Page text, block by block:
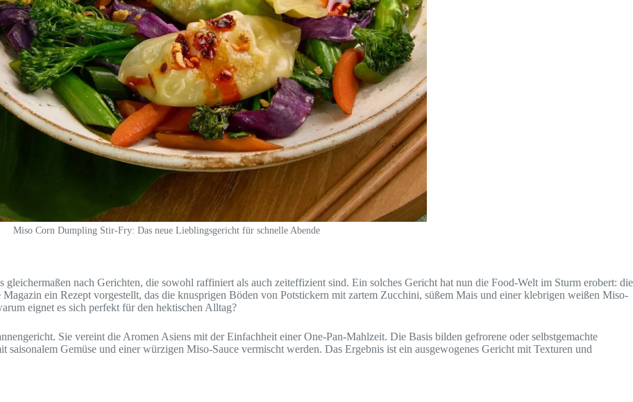
Miso Corn Dumpling Stir-Fry: Das neue Lieblingsgericht für schnelle Abende
nach Gerichten, die sowohl raffiniert als auch zeiteffizient sind. Ein solches Gericht hat nun die Food-Welt im Sturm erobert: die
ein Rezept vorgestellt, das die knusprigen Böden von Potstickern mit zartem Zucchini, süßem Mais und einer klebrigen weißen Miso-
eignet es sich perfekt für den hektischen Alltag?
Sie vereint die Aromen Asiens mit der Einfachheit einer One-Pan-Mahlzeit. Die Basis bilden gefrorene oder selbstgemachte
Gemüse und einer würzigen Miso-Sauce vermischt werden. Das Ergebnis ist ein ausgewogenes Gericht mit Texturen und